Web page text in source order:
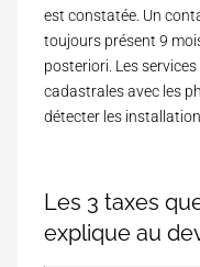
est constatée. Un
toujours présent 9
posteriori. Les
cadastrales avec les
détecter les
Les 3 taxes
explique au